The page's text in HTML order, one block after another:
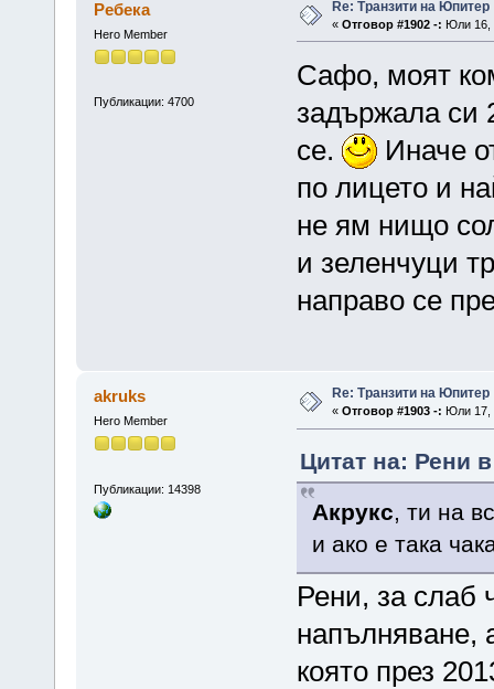
Ребека
Hero Member
Публикации: 4700
Re: Транзити на Юпитер
« Отговор #1902 -: Юли 16,
Сафо, моят
задържала си
се.
Иначе
по лицето и
не ям нищо
и зеленчуци
направо се
akruks
Hero Member
Публикации: 14398
Re: Транзити на Юпитер
« Отговор #1903 -: Юли 17,
Цитат на: Рени
Акрукс, ти на
и ако е така
Рени, за слаб
напълняване,
която през